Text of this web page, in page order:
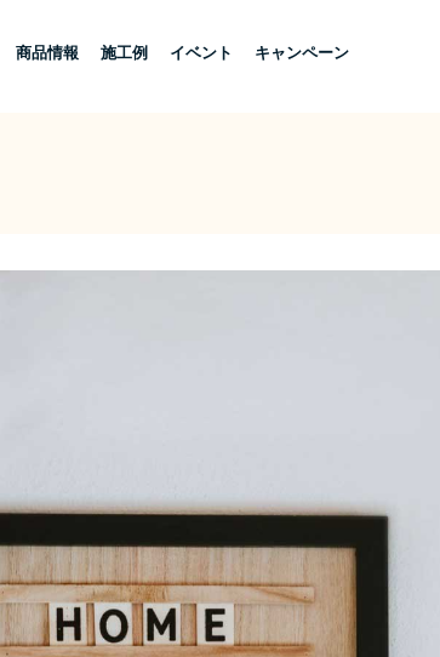
商品情報 施工例 イベント キャンペーン